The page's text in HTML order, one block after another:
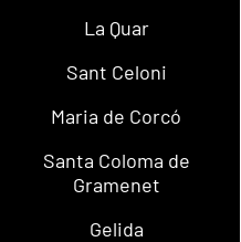
La Quar
Sant Celoni
Maria de Corcó
Santa Coloma de
Gramenet
Gelida